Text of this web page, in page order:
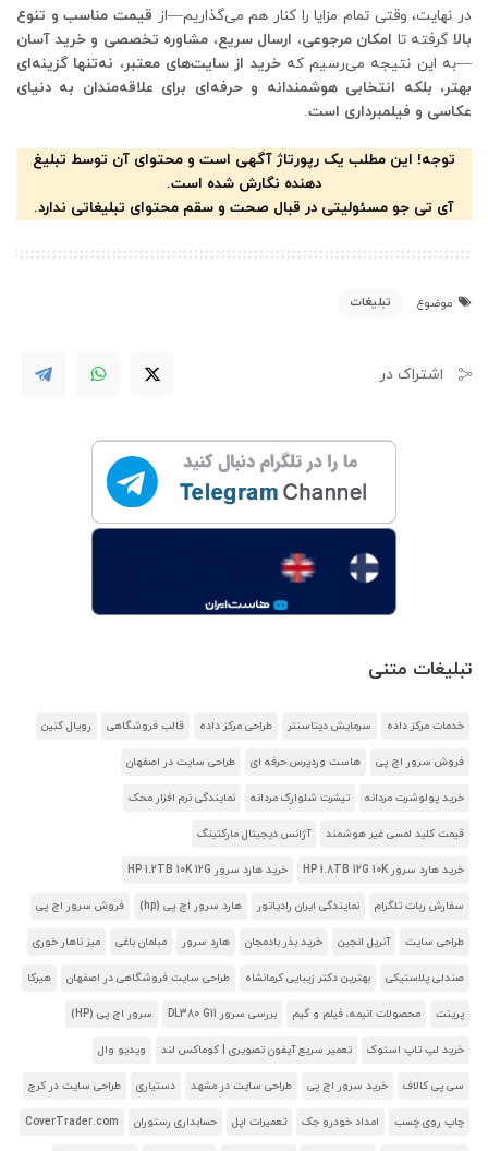
در نهایت، وقتی تمام مزایا را کنار هم می‌گذاریم—از قیمت مناسب و تنوع
بالاگرفته تا امکان مرجوعی، ارسال سریع، مشاوره تخصصی و خرید آسان
—به این نتیجه می‌رسیم کهخرید از سایت‌های معتبر، نه‌تنها گزینه‌ای
بهتر، بلکه انتخابی هوشمندانه و حرفه‌ای برای علاقه‌مندان به دنیای
عکاسی و فیلمبرداری است.
توجه! این مطلب یک رپورتاژ آگهی است و محتوای آن توسط تبلیغ
دهنده نگارش شده است.
آی تی جو مسئولیتی در قبال صحت و سقم محتوای تبلیغاتی ندارد.
موضوع تبلیغات
اشتراک در
تبلیغات متنی
خدمات مرکز داده سرمایش دیتاسنتر طراحی مرکز داده قالب فروشگاهی رویال کنین
فروش سرور اچ پی هاست وردپرس حرفه ای طراحی سایت در اصفهان
خرید پولوشرت مردانه تیشرت شلوارک مردانه نمایندگی نرم افزار محک
قیمت کلید لمسی غیر هوشمند آژانس دیجیتال مارکتینگ
خرید هارد سرور HP 1.8TB 12G 10K خرید هارد سرور HP 1.2TB 10K 12G
سفارش ربات تلگرام نمایندگی ایران رادیاتور هارد سرور اچ پی (hp) فروش سرور اچ پی
طراحی سایت آنریل انجین خرید بذر بادمجان هارد سرور مبلمان باغی میز ناهار خوری
صندلی پلاستیکی بهترین دکتر زیبایی کرمانشاه طراحی سایت فروشگاهی در اصفهان هیرکا
پرینت محصولات انیمه، فیلم و گیم بررسی سرور DL380 G11 سرور اچ پی (HP)
خرید لپ تاپ استوک تعمیر سریع آیفون تصویری | کوماکس لند ویدیو وال
سی پی کالاف خرید سرور اچ پی طراحی سایت در مشهد دستیاری طراحی سایت در کرج
چاپ روی چسب امداد خودرو جک تعمیرات اپل حسابداری رستوران CoverTrader.com